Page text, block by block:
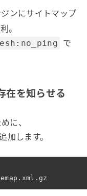
ンにサイトマップ
。
で
在を知らせる
に、
加します。